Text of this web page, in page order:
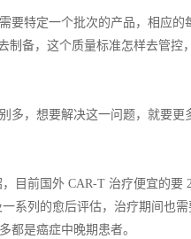
特定一个批次的产品，相应的
备，这个质量标准怎样去管控
多，想要解决这一问题，就要更
目前国外 CAR-T 治疗便宜的要
系列的愈后评估，治疗期间也
都是癌症中晚期患者。